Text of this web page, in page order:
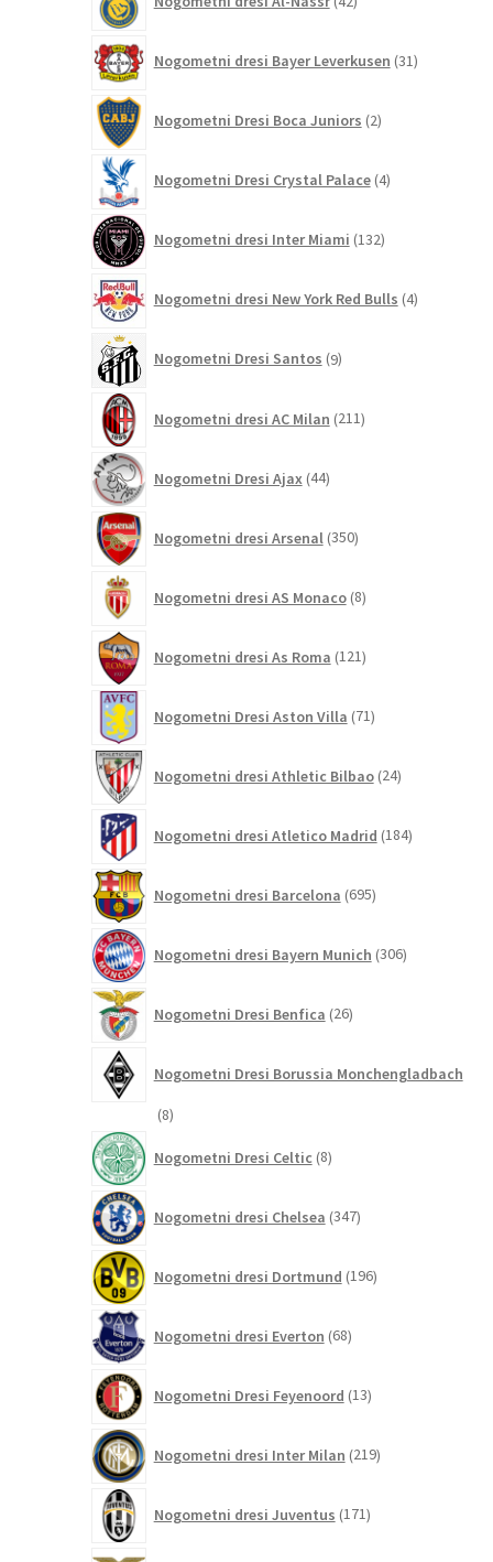
izdelkov
Nogometni dresi Bayer Leverkusen 31izdelkov
Nogometni Dresi Boca Juniors 2izdelka
Nogometni Dresi Crystal Palace 4izdelki
Nogometni dresi Inter Miami 132izdelkov
Nogometni dresi New York Red Bulls 4izdelki
Nogometni Dresi Santos 9izdelkov
Nogometni dresi AC Milan 211izdelkov
Nogometni Dresi Ajax 44izdelkov
Nogometni dresi Arsenal 350izdelkov
Nogometni dresi AS Monaco 8izdelkov
Nogometni dresi As Roma 121izdelkov
Nogometni Dresi Aston Villa 71izdelkov
Nogometni dresi Athletic Bilbao 24izdelkov
Nogometni dresi Atletico Madrid 184izdelkov
Nogometni dresi Barcelona 695izdelkov
Nogometni dresi Bayern Munich 306izdelkov
Nogometni Dresi Benfica 26izdelkov
Nogometni Dresi Borussia Monchengladbach
88
Nogometni Dresi Celtic 8izdelkov
Nogometni dresi Chelsea 347izdelkov
Nogometni dresi Dortmund 196izdelkov
Nogometni dresi Everton 68izdelkov
Nogometni Dresi Feyenoord 13izdelkov
Nogometni dresi Inter Milan 219izdelkov
Nogometni dresi Juventus 171izdelkov